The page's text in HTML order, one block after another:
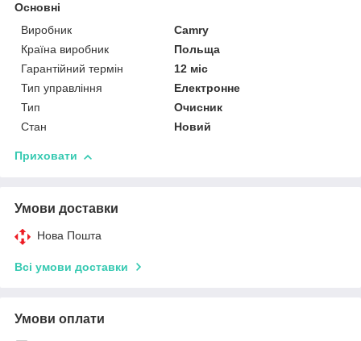
Основні
Виробник
Camry
Країна виробник
Польща
Гарантійний термін
12 міс
Тип управління
Електронне
Тип
Очисник
Стан
Новий
Приховати
Умови доставки
Нова Пошта
Всі умови доставки
Умови оплати